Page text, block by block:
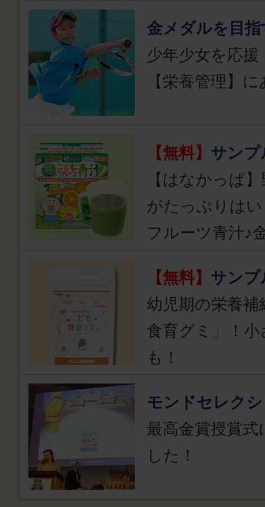
金メダルを目指
少年少女を応
【栄養管理】
【無料】 サンプ
【はなかっぱ
がたっぷりは
フルーツ青汁♪
【無料】 サンプ
幼児期の栄養
食育グミ」！
も！
モンドセレク
最高金賞授賞
した！